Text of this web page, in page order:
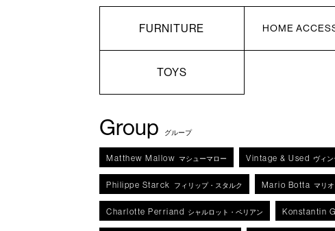
FURNITURE HOME
TOYS
Group グループ
Matthew Mallow マシューマロー Vintage & Used ヴィ
Philippe Starck フィリップ・スタルク Mario Botta マリ
Charlotte Perriand シャルロット・ペリアン Konstantin